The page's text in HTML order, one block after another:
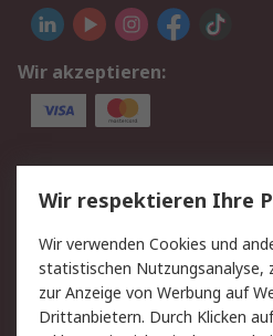
Wir akzeptieren:
Service
Value Added Services
Rücksendung/Entsorgung
Hilfe
Wir respektieren Ihre
Wir verwenden Cookies und
statistischen Nutzungsanalyse,
zur Anzeige von Werbung auf
Drittanbietern. Durch Klicken